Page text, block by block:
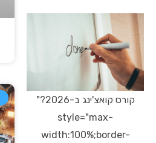
קורס קואצ'ינג ב-2026?"
style="max-
width:100%;border-